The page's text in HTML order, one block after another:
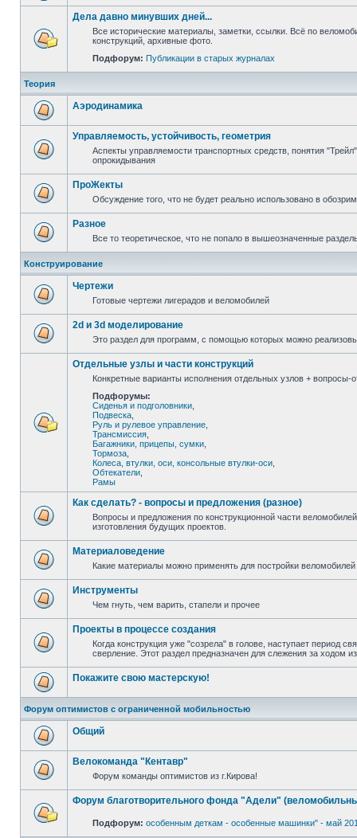
Дела давно минувших дней...
Все исторические материалы, заметки, ссылки. Всё по
конструкций, архивные фото.
Подфорум: Публикации в старых журналах
Теория
Аэродинамика
Управляемость, устойчивость, геометрия
Аспекты управляемости транспортных средств, понятия
опрокидывания
ПроЖекты
Обсуждение того, что не будет реально использовано в
Разное
Все то теоретическое, что не попало в вышеозначенные
Конструирование
Чертежи
Готовые чертежи лигерадов и веломобилей
2d и 3d моделирование
Это раздел для программ, с помощью которых можно
Отдельные узлы и части конструкций
Конкретные варианты исполнения отдельных узлов + вопросы-
Подфорумы:
Сиденья и подголовники
Подвеска
Руль и рулевое управление
Трансмиссия
Багажники, прицепы, сумки
Тормоза
Колеса, втулки, оси, консольные втулки-оси
Обтекатели
Рамы
Как сделать? - вопросы и предложения (разное)
Вопросы и предложения по конструкционной части
изготовления будущих проектов.
Материаловедение
Какие материалы можно применять для постройки
Инструменты
Чем гнуть, чем варить, стапели и прочее
Проекты в процессе создания
Когда конструкция уже "созрела" в голове, наступает период
сверление. Этот раздел предназначен для слежения за ходом
Покажите свою мастерскую!
Форум оптимистов с ограниченной мобильностью
Общий
Велокоманда "Кентавр"
Форум команды оптимистов из г.Кирова!
Форум благотворительного фонда "Адели"
Подфорум: особенным деткам - особенные машинки" - май